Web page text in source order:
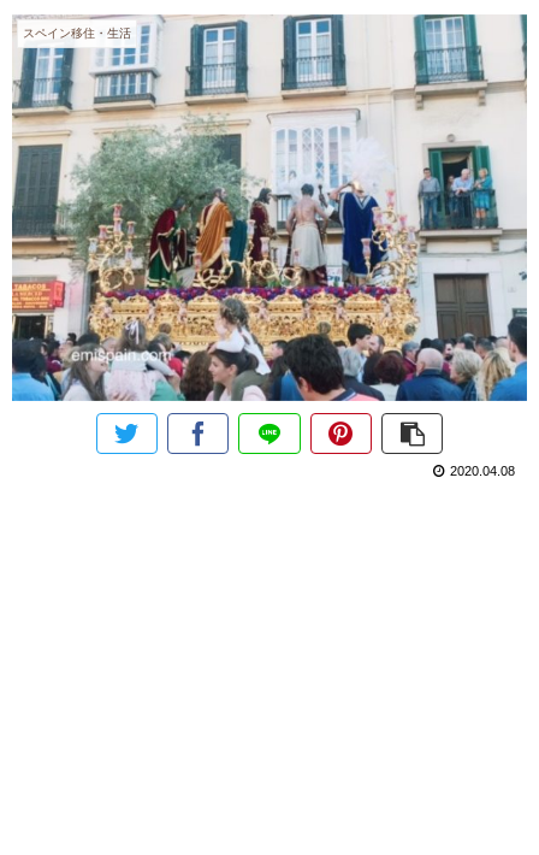
スペイン移住・生活
2020.04.08